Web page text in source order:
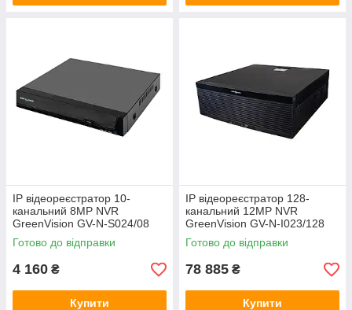
IP відеореєстратор 10-
канальний 8MP NVR
GreenVision GV-N-S024/08
(8POE) (Lite)
Готово до відправки
4 160 ₴
Купити
IP відеореєстратор 128-
канальний 12MP NVR
GreenVision GV-N-I023/128
Готово до відправки
78 885 ₴
Купити